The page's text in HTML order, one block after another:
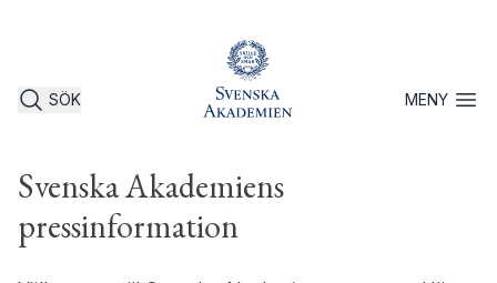
SÖK MENYÖppna
Svenska Akademiens
pressinformation